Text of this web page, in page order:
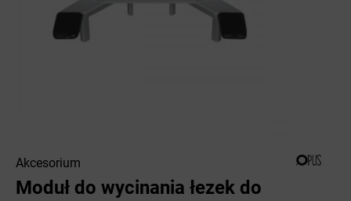
Akcesorium
Moduł do wycinania łezek do